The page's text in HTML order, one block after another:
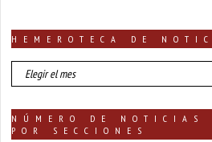
HEMEROTECA DE
HEMEROTECA
DE
NÚMERO DE NOTICIAS
POR SECCIONES